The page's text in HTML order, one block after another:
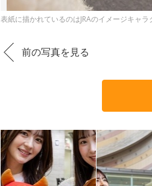
表紙に描かれているのはJRAのイメージキャ
前の写真を見る